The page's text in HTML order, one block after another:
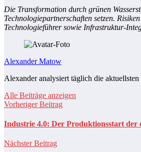
Die Transformation durch grünen
Technologiepartnerschaften setzen.
Technologieführer sowie Infrastruktur-
Alexander Matow
Alexander analysiert täglich die
Alle Beiträge anzeigen
Vorheriger Beitrag
Industrie 4.0: Der Produktionsstart der
Nächster Beitrag